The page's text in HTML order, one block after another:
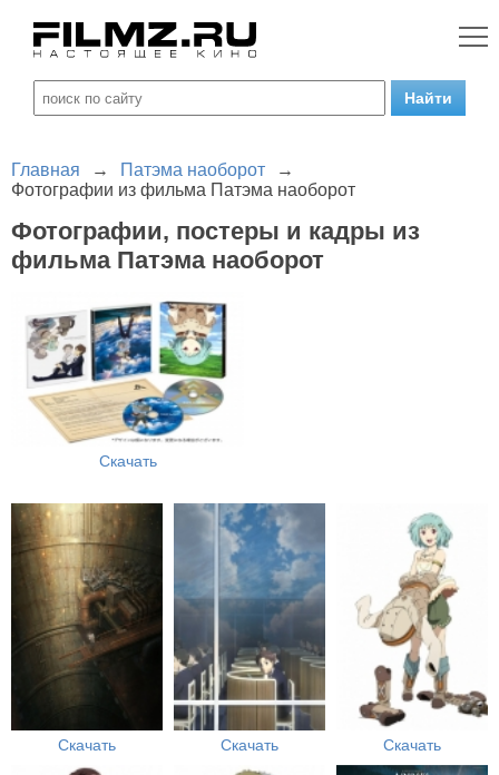
Главная → Патэма наоборот
→
Фотографии из фильма Патэма наоборот
Фотографии, постеры и кадры из
фильма Патэма наоборот
Скачать
Скачать Скачать Скачать